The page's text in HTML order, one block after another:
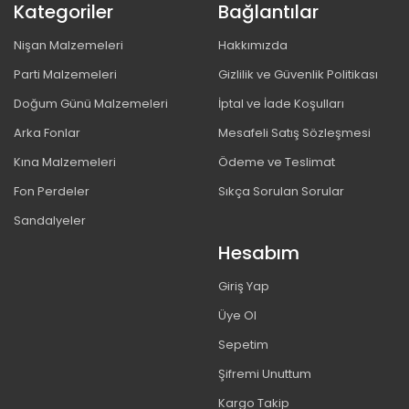
Kategoriler
Nişan Malzemeleri
Parti Malzemeleri
Doğum Günü Malzemeleri
Arka Fonlar
Kına Malzemeleri
Fon Perdeler
Sandalyeler
Bağlantılar
Hakkımızda
Gizlilik ve Güvenlik Politikası
İptal ve İade Koşulları
Mesafeli Satış Sözleşmesi
Ödeme ve Teslimat
Sıkça Sorulan Sorular
Hesabım
Giriş Yap
Üye Ol
Sepetim
Şifremi Unuttum
Kargo Takip